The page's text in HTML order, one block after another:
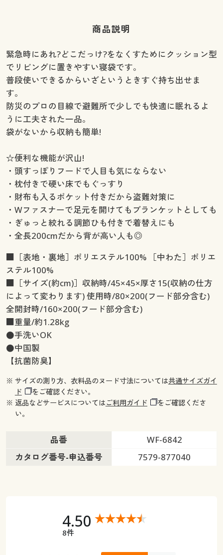
商品説明
緊急時にあれ?どこだっけ?をなくすためにクッション型
でリビングに置きやすい寝袋です。
普段使いできるからいざというときすぐ持ち出せま
す。
防災のプロの目線で避難所で少しでも快適に眠れるよ
うに工夫された一品。
袋がないから収納も簡単!
☆便利な機能が沢山!
・頭すっぽりフードで人目も気にならない
・枕付きで硬い床でもぐっすり
・財布も入るポケット付きだから盗難対策に
・Wファスナーで足元を開けてもブランケットとしても
・ぎゅっと絞れる調節ひも付きで着替えにも
・全長200cmだから背が高い人も◎
■［表地・裏地］ポリエステル100% ［中わた］ポリエ
ステル100%
■［サイズ(約cm)］収納時/45×45×厚さ15(収納の仕方
によって変わります) 使用時/80×200(フード部分含む)
全開封時/160×200(フード部分含む)
■重量/約1.28kg
●手洗いOK
●中国製
【抗菌防臭】
※ サイズの測り方、衣料品のヌード寸法については共通サイズガイ
ド
をご確認ください。
※ 返品などサービスについてはご利用ガイド
をご確認くださ
い。
品番
WF-6842
カタログ番号-申込番号
7579-877040
4.50
8件